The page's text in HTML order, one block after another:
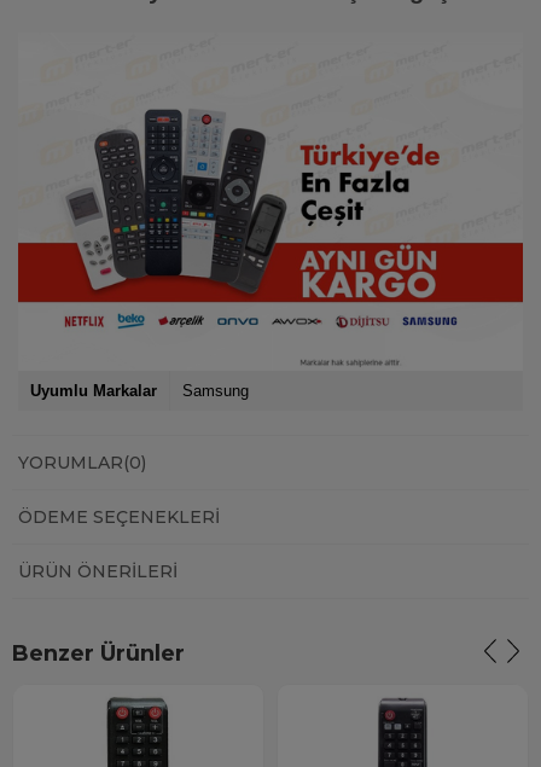
Uyumlu Markalar Samsung
YORUMLAR(0)
ÖDEME SEÇENEKLERI
ÜRÜN ÖNERILERI
Benzer Ürünler